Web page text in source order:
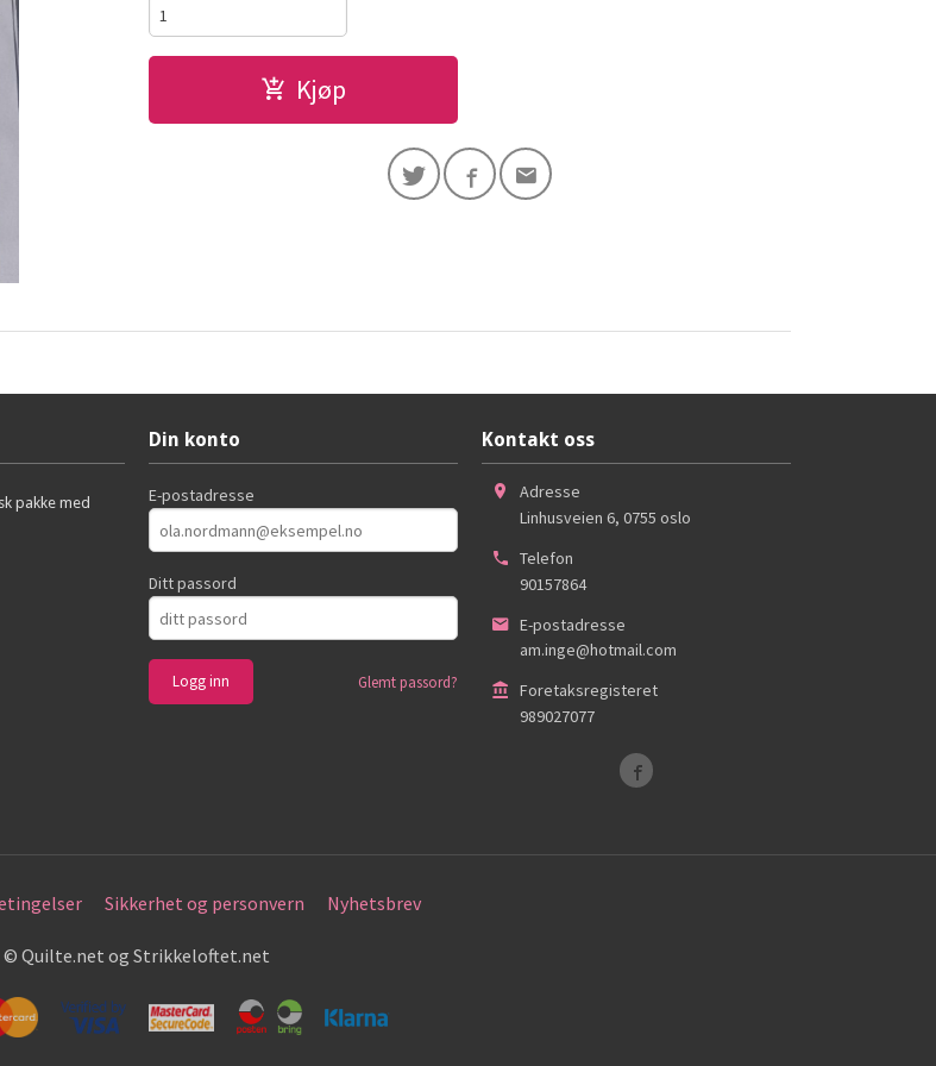
Kjøp
pakke med
Din konto
E-postadresse
Ditt passord
Glemt passord?
Kontakt oss
Adresse
Linhusveien 6, 0755 oslo
Telefon
90157864
E-postadresse
am.inge@hotmail.com
Foretaksregisteret
989027077
Sikkerhet og personvern Nyhetsbrev
© Quilte.net og Strikkeloftet.net